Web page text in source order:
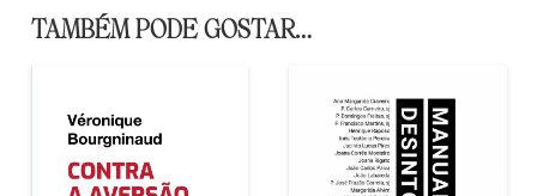
TAMBÉM PODE GOSTAR…